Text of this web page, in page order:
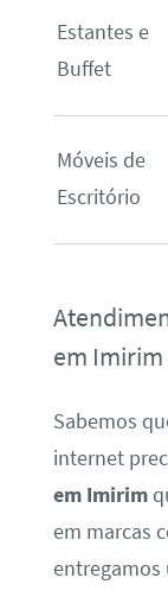
Estantes e
Buffet
Móveis de
Escritório
em Imirim
Sabemos
internet
em Imirim
em marcas
entregamos